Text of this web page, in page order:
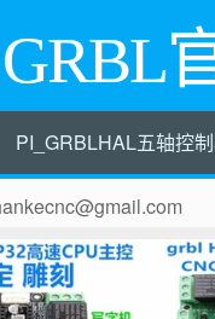
GRBL
PI_GRBLHAL五轴控